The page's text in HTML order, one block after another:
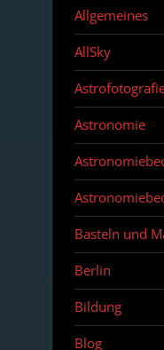
Allgemeines
AllSky
Astronomie
Basteln und
Berlin
Bildung
Blog